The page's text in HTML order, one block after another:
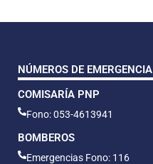
NÚMEROS DE EMERGENCIA
COMISARÍA PNP
Fono: 053-4613941
BOMBEROS
Emergencias Fono: 116